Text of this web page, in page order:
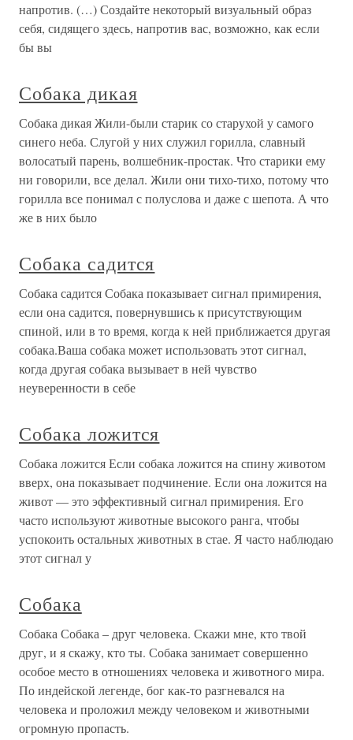
напротив. (…) Создайте некоторый визуальный образ
себя, сидящего здесь, напротив вас, возможно, как если
бы вы
Собака дикая
Собака дикая Жили-были старик со старухой у самого
синего неба. Слугой у них служил горилла, славный
волосатый парень, волшебник-простак. Что старики ему
ни говорили, все делал. Жили они тихо-тихо, потому что
горилла все понимал с полуслова и даже с шепота. А что
же в них было
Собака садится
Собака садится Собака показывает сигнал примирения,
если она садится, повернувшись к присутствующим
спиной, или в то время, когда к ней приближается другая
собака.Ваша собака может использовать этот сигнал,
когда другая собака вызывает в ней чувство
неуверенности в себе
Собака ложится
Собака ложится Если собака ложится на спину животом
вверх, она показывает подчинение. Если она ложится на
живот — это эффективный сигнал примирения. Его
часто используют животные высокого ранга, чтобы
успокоить остальных животных в стае. Я часто наблюдаю
этот сигнал у
Собака
Собака Собака – друг человека. Скажи мне, кто твой
друг, и я скажу, кто ты. Собака занимает совершенно
особое место в отношениях человека и животного мира.
По индейской легенде, бог как-то разгневался на
человека и проложил между человеком и животными
огромную пропасть.